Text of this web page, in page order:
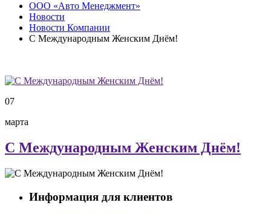
ООО «Авто Менеджмент»
Новости
Новости Компании
С Международным Женским Днём!
07
марта
С Международным Женским Днём!
Информация для клиентов